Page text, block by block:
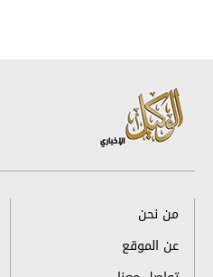
من نحن
عن الموقع